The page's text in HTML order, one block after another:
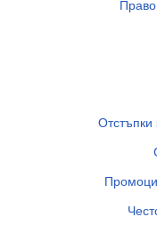
Право
Отстъпки